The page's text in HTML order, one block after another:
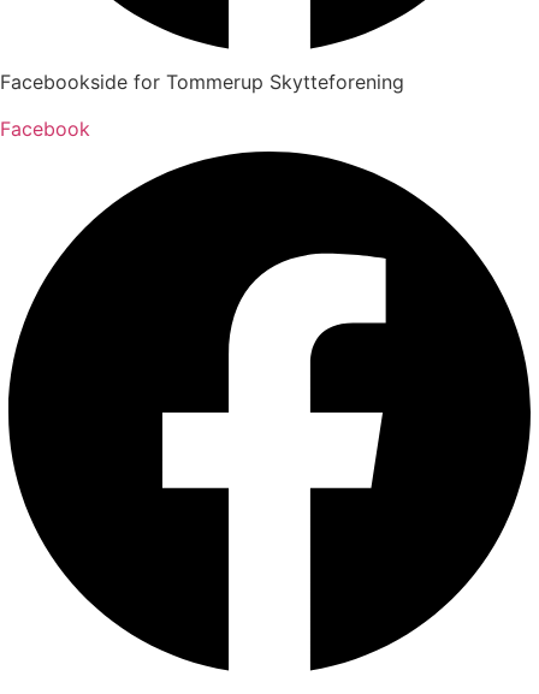
Facebookside for Tommerup Skytteforening
Facebook